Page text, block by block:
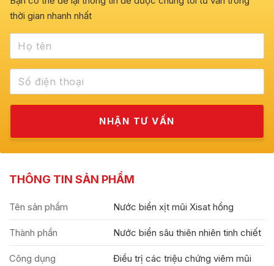
thời gian nhanh nhất
THÔNG TIN SẢN PHẨM
Tên sản phẩm Nước biển xịt mũi Xisat hồng
Thành phần Nước biển sâu thiên nhiên tinh chiết
Công dụng
Điều trị các triệu chứng viêm mũi